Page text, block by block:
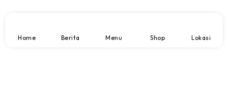
Home Berita Menu Shop Lokasi